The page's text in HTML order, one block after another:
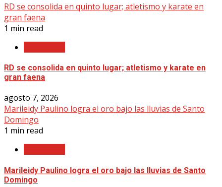
RD se consolida en quinto lugar; atletismo y karate en
gran faena
1 min read
RD se consolida en quinto lugar; atletismo y karate en
gran faena
agosto 7, 2026
Marileidy Paulino logra el oro bajo las lluvias de Santo
Domingo
1 min read
Marileidy Paulino logra el oro bajo las lluvias de Santo
Domingo